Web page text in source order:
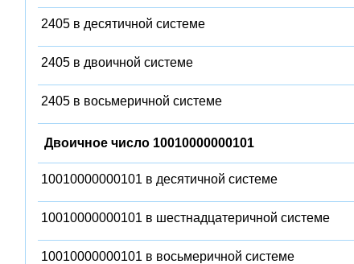
2405 в десятичной системе
2405 в двоичной системе
2405 в восьмеричной системе
Двоичное число 10010000000101
10010000000101 в десятичной системе
10010000000101 в шестнадцатеричной системе
10010000000101 в восьмеричной системе